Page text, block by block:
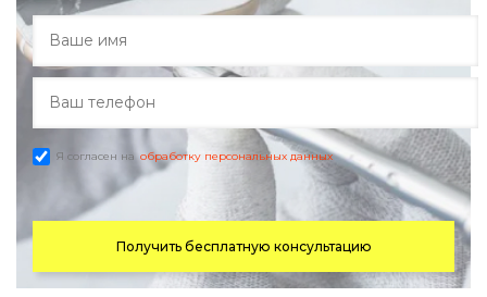
Я согласен на обработку персональных данных
Получить бесплатную консультацию